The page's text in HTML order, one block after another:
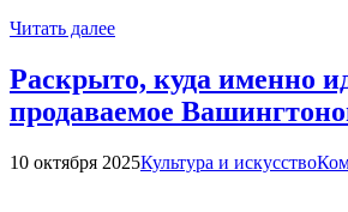
Читать далее
Раскрыто, куда именно
продаваемое
10 октября 2025Культура и искусство